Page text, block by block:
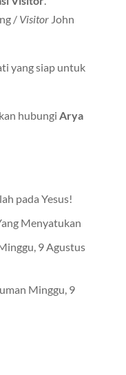
/ VisitorJohn
yang siap untuk
hubungi Arya
pada Yesus!
Menyatukan
9 Agustus
Minggu, 9